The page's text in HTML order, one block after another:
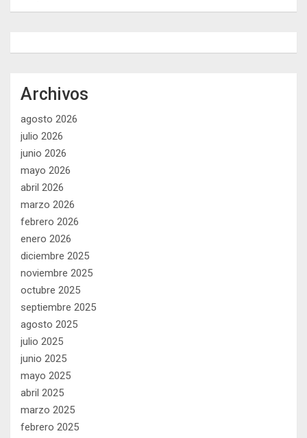
Archivos
agosto 2026
julio 2026
junio 2026
mayo 2026
abril 2026
marzo 2026
febrero 2026
enero 2026
diciembre 2025
noviembre 2025
octubre 2025
septiembre 2025
agosto 2025
julio 2025
junio 2025
mayo 2025
abril 2025
marzo 2025
febrero 2025